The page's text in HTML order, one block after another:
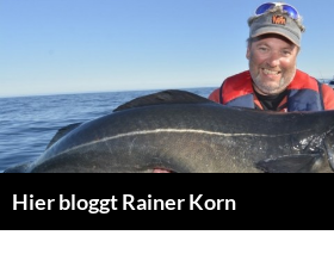
Hier bloggt Rainer Korn